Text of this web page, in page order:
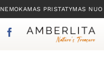
NEMOKAMAS PRISTATYMAS